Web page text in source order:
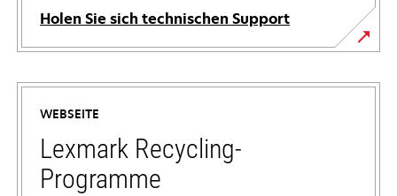
Holen Sie sich technischen Support
wird
in
neuen
Registerkarte
geöffnet
WEBSEITE
Lexmark Recycling-
Programme